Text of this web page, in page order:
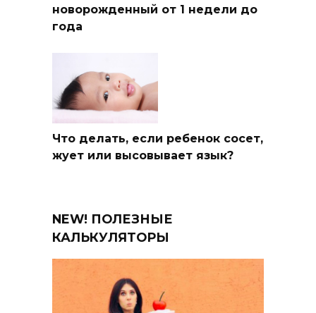
новорожденный от 1 недели до
года
Что делать, если ребенок сосет,
жует или высовывает язык?
NEW! ПОЛЕЗНЫЕ
КАЛЬКУЛЯТОРЫ